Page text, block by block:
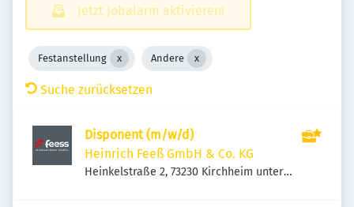
Jetzt Jobalarm aktivieren!
Festanstellung Andere
Suche zurücksetzen
Disponent (m/w/d)
Heinrich Feeß GmbH & Co. KG
Heinkelstraße 2, 73230 Kirchheim unter